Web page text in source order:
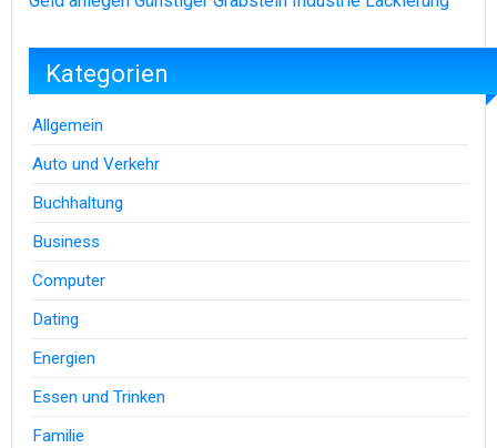
Kategorien
Allgemein
Auto und Verkehr
Buchhaltung
Business
Computer
Dating
Energien
Essen und Trinken
Familie